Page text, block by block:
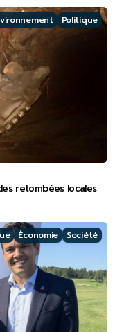
Politique
retombées locales
Économie Société